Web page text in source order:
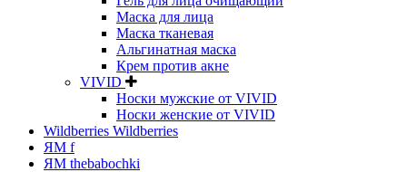
Маска для лица
Маска тканевая
Альгинатная маска
Крем против акне
VIVID
Носки мужские от VIVID
Носки женские от VIVID
Wildberries Wildberries
ЯМ f
ЯМ thebabochki